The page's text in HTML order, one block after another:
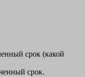
срок (какой
срок.